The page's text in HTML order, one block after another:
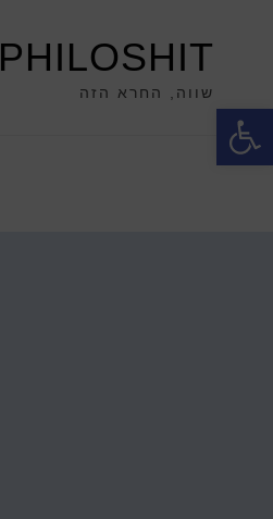
פתח סרגל נגישות
PHILOSHIT
שווה, החרא הזה